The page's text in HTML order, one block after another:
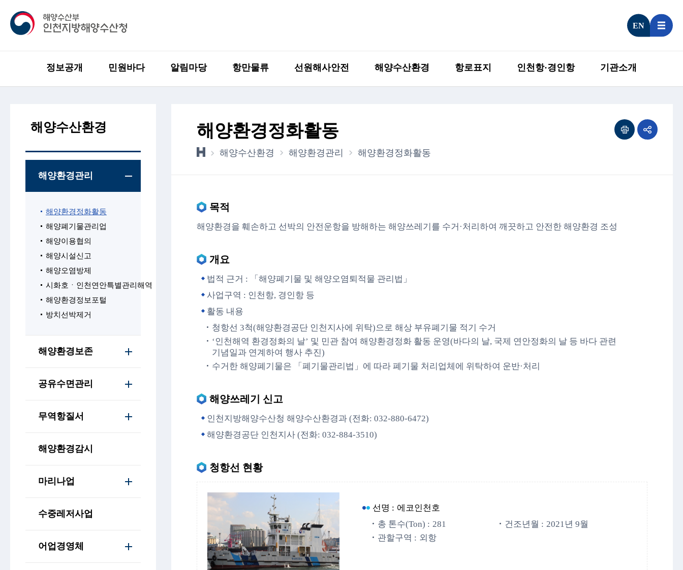
EN
정보공개 민원바다 알림마당 항만물류 선원해사안전 해양수산환경 항로표지 인천항·경인항 기관소개
해양수산환경
해양환경관리
해양환경정화활동
해양폐기물관리업
해양이용협의
해양시설신고
해양오염방제
시화호ㆍ인천연안특별관리해역
해양환경정보포털
방치선박제거
해양환경보존
공유수면관리
무역항질서
해양환경감시
마리나업
수중레저사업
어업경영체
해양환경정화활동
해양수산환경 해양환경관리 해양환경정화활동
목적
해양환경을 훼손하고 선박의 안전운항을 방해하는 해양쓰레기를 수거·처리하여 깨끗하고 안전한 해양환경 조성
개요
법적 근거 : 「해양폐기물 및 해양오염퇴적물 관리법」
사업구역 : 인천항, 경인항 등
활동 내용
청항선 3척(해양환경공단 인천지사에 위탁)으로 해상 부유폐기물 적기 수거
‘인천해역 환경정화의 날’ 및 민관 참여 해양환경정화 활동 운영(바다의 날, 국제 연안정화의 날 등 바다 관련
기념일과 연계하여 행사 추진)
수거한 해양폐기물은 「폐기물관리법」에 따라 폐기물 처리업체에 위탁하여 운반·처리
해양쓰레기 신고
인천지방해양수산청 해양수산환경과 (전화: 032-880-6472)
해양환경공단 인천지사 (전화: 032-884-3510)
청항선 현황
선명 : 에코인천호
총 톤수(Ton) : 281 건조년월 : 2021년 9월
관할구역 : 외항